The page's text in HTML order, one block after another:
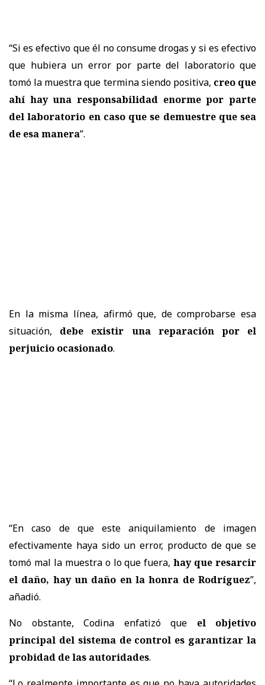
“Si es efectivo que él no consume drogas y si es efectivo
que hubiera un error por parte del laboratorio que
tomó la muestra que termina siendo positiva, creo que
ahí hay una responsabilidad enorme por parte
del laboratorio en caso que se demuestre que sea
de esa manera”.
En la misma línea, afirmó que, de comprobarse esa
situación, debe existir una reparación por el
perjuicio ocasionado.
“En caso de que este aniquilamiento de imagen
efectivamente haya sido un error, producto de que se
tomó mal la muestra o lo que fuera, hay que resarcir
el daño, hay un daño en la honra de Rodríguez”,
añadió.
No obstante, Codina enfatizó que el objetivo
principal del sistema de control es garantizar la
probidad de las autoridades.